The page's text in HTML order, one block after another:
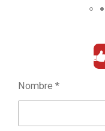
Nombre *